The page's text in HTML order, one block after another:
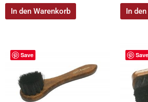
In den Warenkorb In
Save
Dieses
Produkt
weist
mehrere
Varianten
Save
Dieses
Produkt
weist
mehrere
Varianten